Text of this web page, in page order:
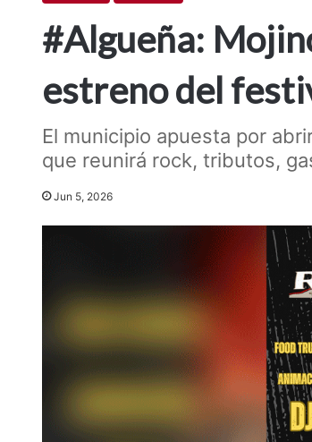
#Algueña:
estreno del
El municipio apuesta por
que reunirá rock, tributos,
Jun 5, 2026